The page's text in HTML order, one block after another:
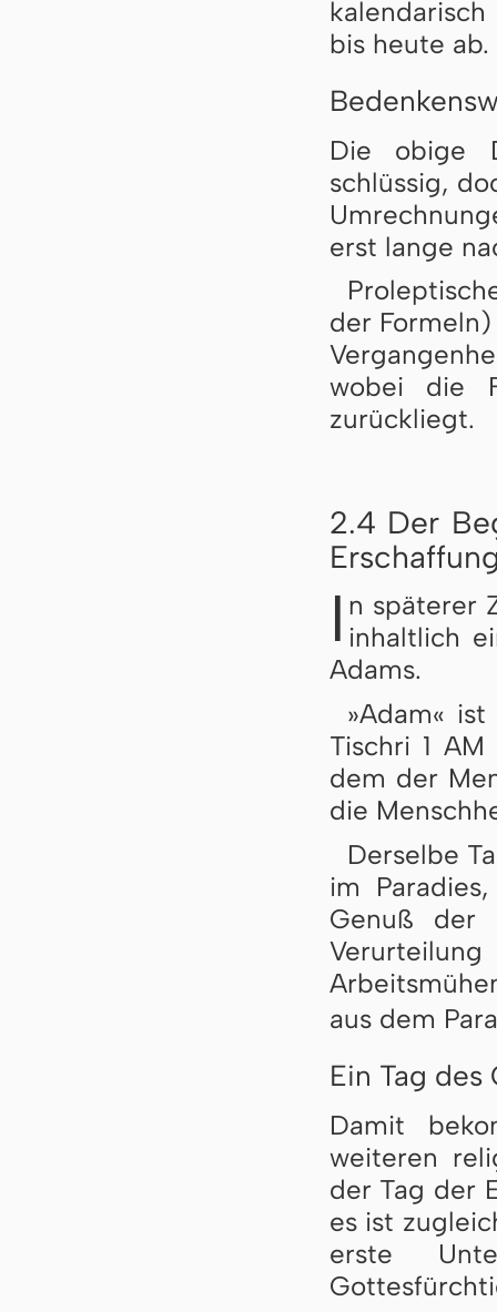
bis heute ab.
Die obige
schlüssig,
erst lange
der
wobei die
zurückliegt.
2.4 Der
I n späterer
inhaltlich
Adams.
»Adam«
Tischri 1
dem der
die
Derselbe
im
Genuß der
aus dem
Ein Tag des
Damit
weiteren
der Tag der
es ist
erste